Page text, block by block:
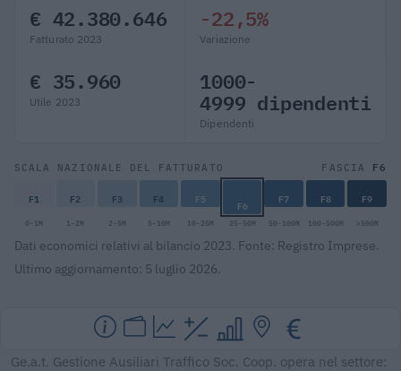
€ 42.380.646
Fatturato 2023
-22,5%
Variazione
€ 35.960
Utile 2023
1000-
4999 dipendenti
Dipendenti
SCALA NAZIONALE DEL FATTURATO FASCIA F6
F1 F2 F3 F4 F5 F6 F7 F8 F9
0-1M 1-2M 2-5M 5-10M 10-25M 25-50M 50-100M 100-500M >500M
Dati economici relativi al bilancio 2023. Fonte: Registro Imprese.
Ultimo aggiornamento: 5 luglio 2026.
Ge.a.t. Gestione Ausiliari Traffico Soc. Coop. opera nel settore: